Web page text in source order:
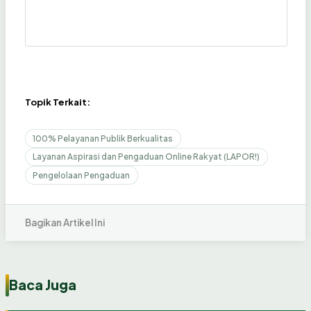
Topik Terkait:
100% Pelayanan Publik Berkualitas
Layanan Aspirasi dan Pengaduan Online Rakyat (LAPOR!)
Pengelolaan Pengaduan
Bagikan Artikel Ini
Baca Juga